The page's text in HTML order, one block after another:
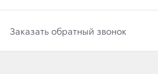
Заказать обратный звонок
Заказать обратный звонок